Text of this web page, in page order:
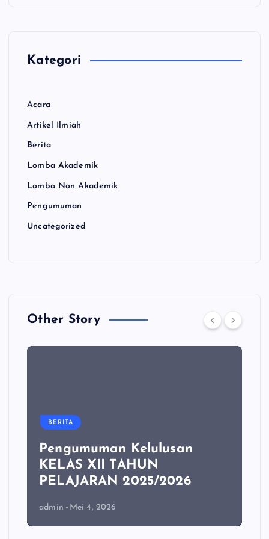
Kategori
Acara
Artikel Ilmiah
Berita
Lomba Akademik
Lomba Non Akademik
Pengumuman
Uncategorized
Other Story
BERITA
Pengumuman Kelulusan
KELAS XII TAHUN
PELAJARAN 2025/2026
admin Mei 4, 2026